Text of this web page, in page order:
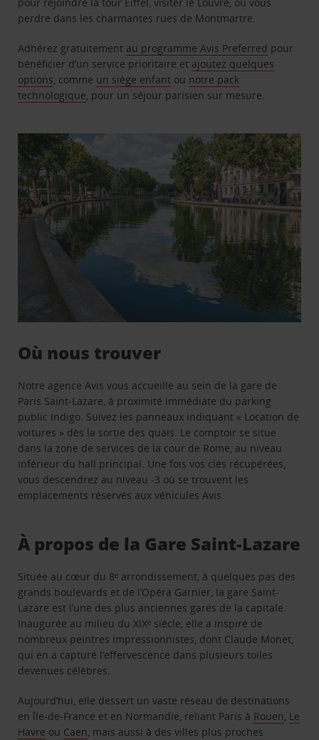
perdre dans les charmantes rues de Montmartre.
Adhérez gratuitement au programme Avis Preferred pour
bénéficier d’un service prioritaire et ajoutez quelques
options , comme un siège enfant ou notre pack
technologique , pour un séjour parisien sur mesure.
Où nous trouver
Notre agence Avis vous accueille au sein de la gare de
Paris Saint-Lazare, à proximité immédiate du parking
public Indigo. Suivez les panneaux indiquant « Location de
voitures » dès la sortie des quais. Le comptoir se situe
dans la zone de services de la cour de Rome, au niveau
inférieur du hall principal. Une fois vos clés récupérées,
vous descendrez au niveau -3 où se trouvent les
emplacements réservés aux véhicules Avis.
À propos de la Gare Saint-Lazare
Située au cœur du 8ᵉ arrondissement, à quelques pas des
grands boulevards et de l’Opéra Garnier, la gare Saint-
Lazare est l’une des plus anciennes gares de la capitale.
Inaugurée au milieu du XIXᵉ siècle, elle a inspiré de
nombreux peintres impressionnistes, dont Claude Monet,
qui en a capturé l’effervescence dans plusieurs toiles
devenues célèbres.
Aujourd’hui, elle dessert un vaste réseau de destinations
en Île-de-France et en Normandie, reliant Paris à Rouen, Le
Havre ou Caen, mais aussi à des villes plus proches